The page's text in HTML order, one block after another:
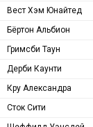
Вест Хэм Юнайтед
Бёртон Альбион
Гримсби Таун
Дерби Каунти
Кру Александра
Сток Сити